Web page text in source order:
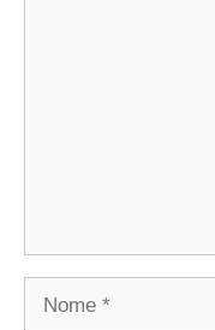
Nome